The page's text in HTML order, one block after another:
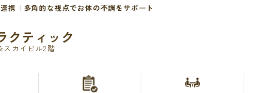
携｜多角的な視点でお体の不調をサポート
クティック
スカイビル2階